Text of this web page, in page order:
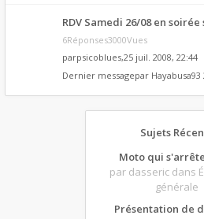
RDV Samedi 26/08 en
6Réponses3000Vues
parpsicoblues,25 juil. 2008, 22:44
Dernier messagepar Hayabusa93
Sujets
Moto qui
par dasseric dans
générale
Présentation de